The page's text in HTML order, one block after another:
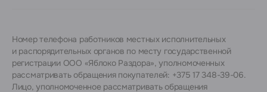
Номер телефона работников местных исполнительных
и распорядительных органов по месту государственной
регистрации ООО «Яблоко Раздора», уполномоченных
рассматривать обращения покупателей: +375 17 348-39-06.
Лицо, уполномоченное рассматривать обращения